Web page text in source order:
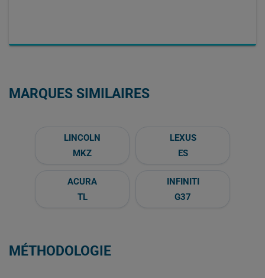
MARQUES SIMILAIRES
LINCOLN
MKZ
LEXUS
ES
ACURA
TL
INFINITI
G37
MÉTHODOLOGIE